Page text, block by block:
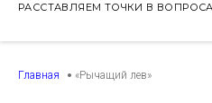
РАССТАВЛЯЕМ ТОЧКИ В
Главная «Рычащий лев»